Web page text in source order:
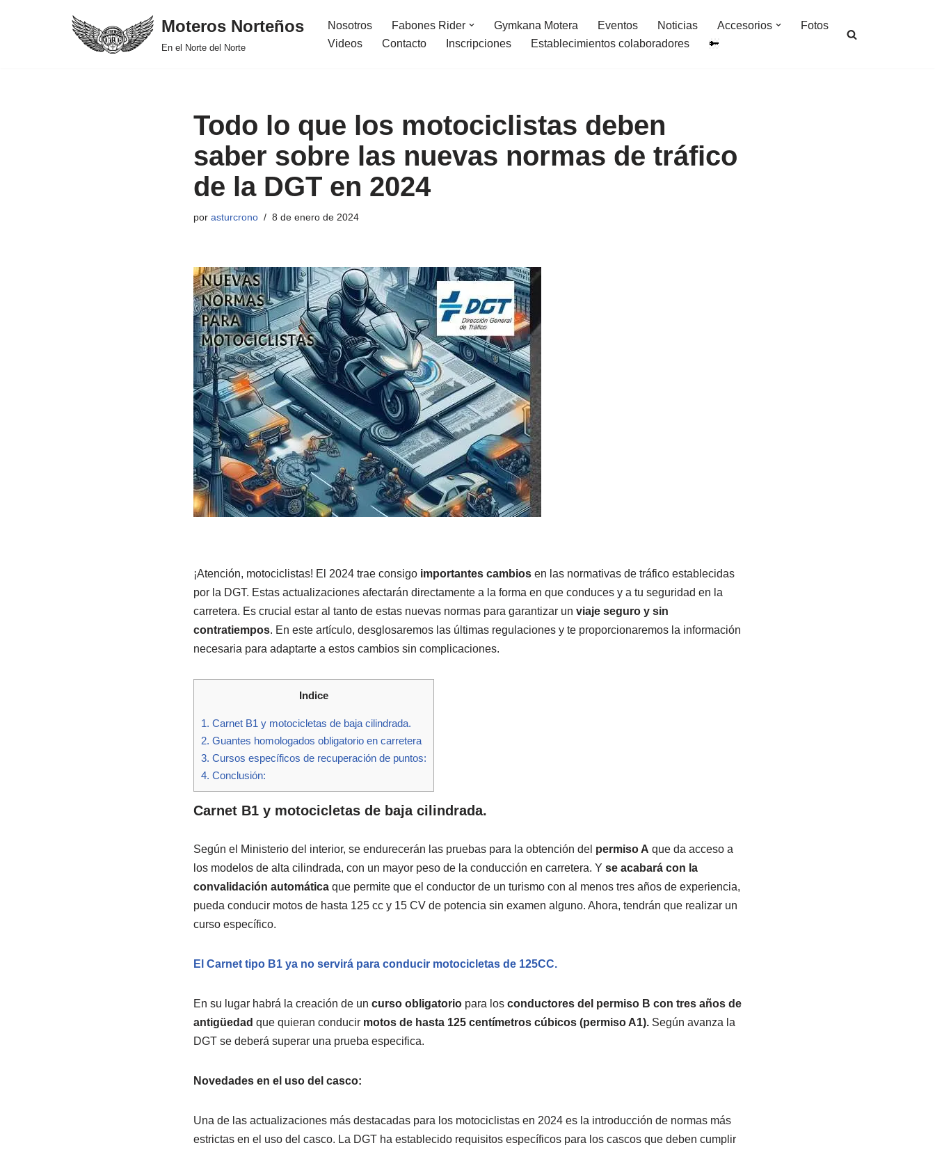
Moteros Norteños
En el Norte del Norte
Nosotros Fabones Rider Gymkana Motera Eventos Noticias Accesorios
Fotos
Videos
Contacto Inscripciones Establecimientos colaboradores
Todo lo que los motociclistas deben
saber sobre las nuevas normas de tráfico
de la DGT en 2024
por asturcrono 8 de enero de 2024
¡Atención, motociclistas! El 2024 trae consigo importantes cambiosen las normativas de tráfico establecidas
por la DGT. Estas actualizaciones afectarán directamente a la forma en que conduces y a tu seguridad en la
carretera. Es crucial estar al tanto de estas nuevas normas para garantizar un viaje seguro y sin
contratiempos. En este artículo, desglosaremos las últimas regulaciones y te proporcionaremos la información
necesaria para adaptarte a estos cambios sin complicaciones.
Indice
1. Carnet B1 y motocicletas de baja cilindrada.
2. Guantes homologados obligatorio en carretera
3. Cursos específicos de recuperación de puntos:
4. Conclusión:
Carnet B1 y motocicletas de baja cilindrada.
Según el Ministerio del interior, se endurecerán las pruebas para la obtención del permiso A que da acceso a
los modelos de alta cilindrada, con un mayor peso de la conducción en carretera. Y se acabará con la
convalidación automáticaque permite que el conductor de un turismo con al menos tres años de experiencia,
pueda conducir motos de hasta 125 cc y 15 CV de potencia sin examen alguno. Ahora, tendrán que realizar un
curso específico.
El Carnet tipo B1 ya no servirá para conducir motocicletas de 125CC.
En su lugar habrá la creación de un curso obligatoriopara los conductores del permiso B con tres años de
antigüedad que quieran conducir motos de hasta 125 centímetros cúbicos (permiso A1).Según avanza la
DGT se deberá superar una prueba especifica.
Novedades en el uso del casco:
Una de las actualizaciones más destacadas para los motociclistas en 2024 es la introducción de normas más
estrictas en el uso del casco. La DGT ha establecido requisitos específicos para los cascos que deben cumplir